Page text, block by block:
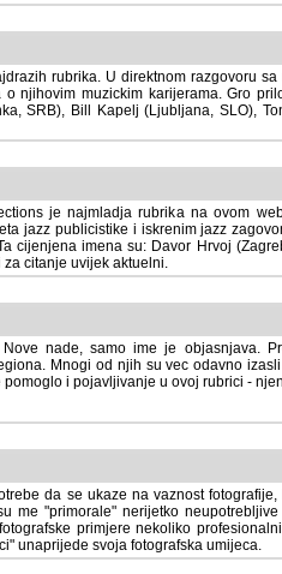
rubrika. U direktnom razgovoru
njihovim muzickim karijerama. Gro
SRB), Bill Kapelj (Ljubljana, SLO),
je najmladja rubrika na ovom web
publicistike i iskrenim jazz
cijenjena imena su: Davor Hrvoj
citanje uvijek aktuelni.
Nove nade, samo ime je objasnjava.
Mnogi od njih su vec odavno izasli
i pojavljivanje u ovoj rubrici - njen
da se ukaze na vaznost
me "primorale" nerijetko
primjere nekoliko
unaprijede svoja fotografska umijeca.